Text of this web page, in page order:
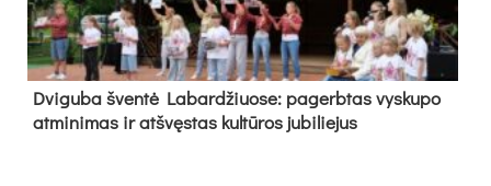
Dvi­gu­ba šven­tė La­bar­džiuo­se: pa­gerb­tas vys­ku­po
at­mi­ni­mas ir at­švęs­tas kul­tū­ros ju­bi­lie­jus